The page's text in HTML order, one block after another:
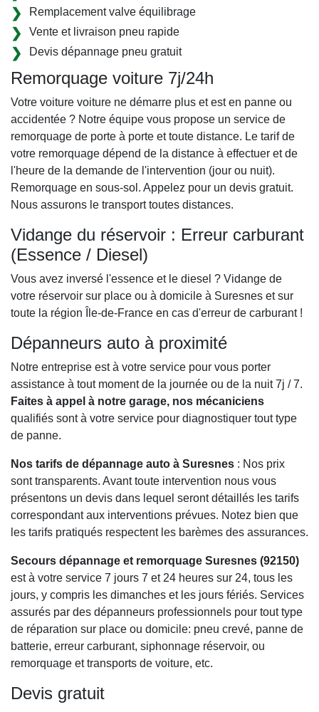
Remplacement valve équilibrage
Vente et livraison pneu rapide
Devis dépannage pneu gratuit
Remorquage voiture 7j/24h
Votre voiture voiture ne démarre plus et est en panne ou
accidentée ? Notre équipe vous propose un service de
remorquage de porte à porte et toute distance. Le tarif de
votre remorquage dépend de la distance à effectuer et de
l'heure de la demande de l'intervention (jour ou nuit).
Remorquage en sous-sol. Appelez pour un devis gratuit.
Nous assurons le transport toutes distances.
Vidange du réservoir : Erreur carburant
(Essence / Diesel)
Vous avez inversé l'essence et le diesel ? Vidange de
votre réservoir sur place ou à domicile à Suresnes et sur
toute la région Île-de-France en cas d'erreur de carburant !
Dépanneurs auto à proximité
Notre entreprise est à votre service pour vous porter
assistance à tout moment de la journée ou de la nuit 7j / 7.
Faites à appel à notre garage, nos mécaniciens
qualifiés sont à votre service pour diagnostiquer tout type
de panne.
Nos tarifs de dépannage auto à Suresnes : Nos prix
sont transparents. Avant toute intervention nous vous
présentons un devis dans lequel seront détaillés les tarifs
correspondant aux interventions prévues. Notez bien que
les tarifs pratiqués respectent les barèmes des assurances.
Secours dépannage et remorquage Suresnes (92150)
est à votre service 7 jours 7 et 24 heures sur 24, tous les
jours, y compris les dimanches et les jours fériés. Services
assurés par des dépanneurs professionnels pour tout type
de réparation sur place ou domicile: pneu crevé, panne de
batterie, erreur carburant, siphonnage réservoir, ou
remorquage et transports de voiture, etc.
Devis gratuit